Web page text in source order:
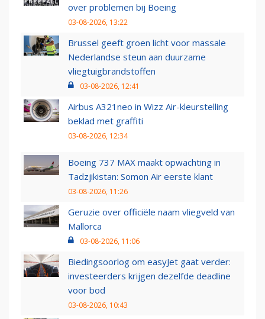
over problemen bij Boeing
03-08-2026, 13:22
Brussel geeft groen licht voor massale
Nederlandse steun aan duurzame
vliegtuigbrandstoffen
03-08-2026, 12:41
Airbus A321neo in Wizz Air-kleurstelling
beklad met graffiti
03-08-2026, 12:34
Boeing 737 MAX maakt opwachting in
Tadzjikistan: Somon Air eerste klant
03-08-2026, 11:26
Geruzie over officiële naam vliegveld van
Mallorca
03-08-2026, 11:06
Biedingsoorlog om easyJet gaat verder:
investeerders krijgen dezelfde deadline
voor bod
03-08-2026, 10:43